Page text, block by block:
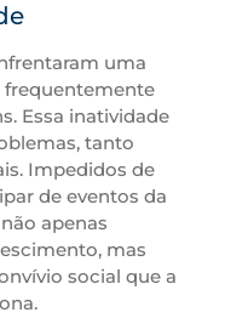
uma
frequentemente
Essa inatividade
tanto
Impedidos de
de eventos da
apenas
mas
social que a